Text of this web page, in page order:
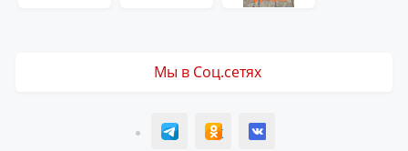
Мы в Соц.сетях
T ОК ВК